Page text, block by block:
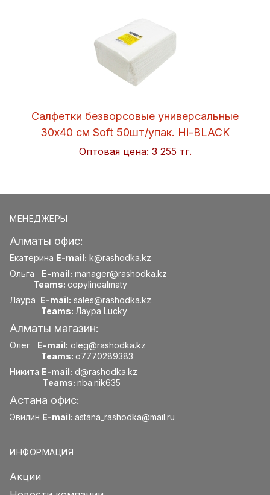
Салфетки безворсовые универсальные
30x40 см Soft 50шт/упак. Hi-BLACK
Оптовая цена: 3 255 тг.
МЕНЕДЖЕРЫ
Алматы офис:
Екатерина E-mail: k@rashodka.kz
Ольга E-mail: manager@rashodka.kz
Teams: copylinealmaty
Лаура E-mail: sales@rashodka.kz
Teams: Лаура Lucky
Алматы магазин:
Олег E-mail: oleg@rashodka.kz
Teams: o7770289383
Никита E-mail: d@rashodka.kz
Teams: nba.nik635
Астана офис:
Эвилин E-mail: astana_rashodka@mail.ru
ИНФОРМАЦИЯ
Акции